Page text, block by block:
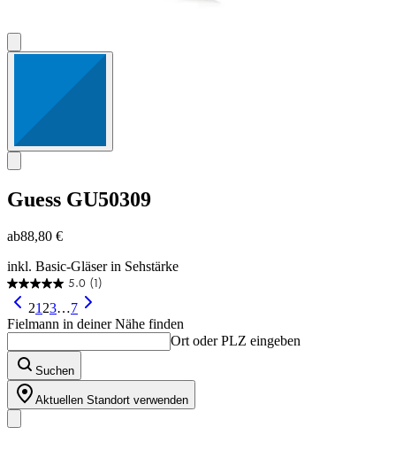
Guess GU50309
ab88,80 €
inkl. Basic-Gläser in Sehstärke
5.0 (1)
5.0
von
5
1
Bewertung
2123…7
Fielmann in deiner Nähe finden
Ort oder PLZ eingeben
Suchen
Aktuellen Standort verwenden